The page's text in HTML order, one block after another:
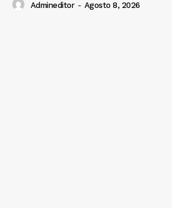
Admineditor - Agosto 8, 2026